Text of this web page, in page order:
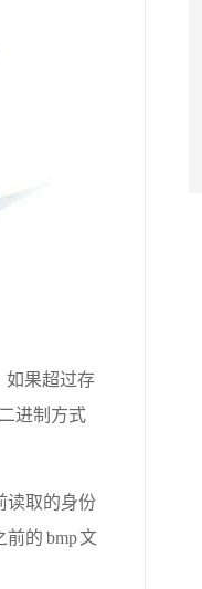
如果超过存
进制方式
读取的身份
的 bmp 文